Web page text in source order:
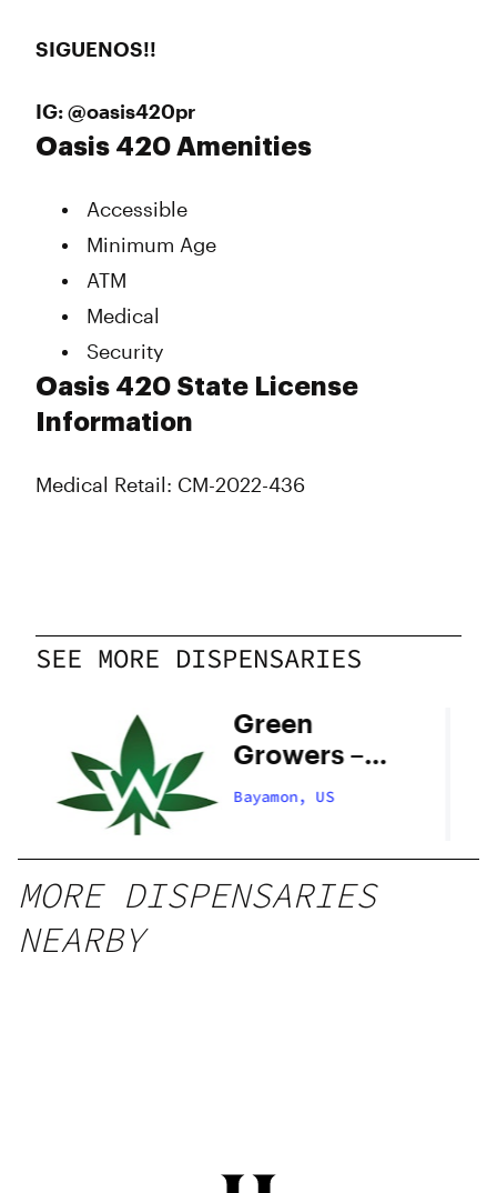
SIGUENOS!!
IG: @oasis420pr
Oasis 420 Amenities
Accessible
Minimum Age
ATM
Medical
Security
Oasis 420 State License
Information
Medical Retail: CM-2022-436
SEE MORE DISPENSARIES
Green
Growers –
Bayamon
Bayamon, US
MORE DISPENSARIES
NEARBY